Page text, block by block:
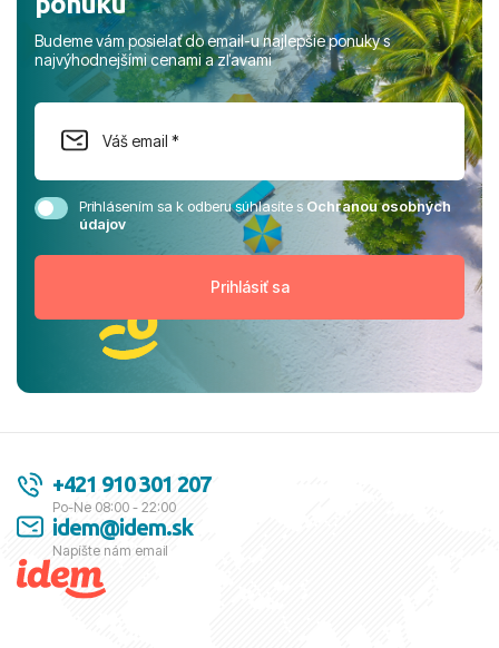
Budeme vám posielať do email-u najlepšie ponuky s
najvýhodnejšími cenami a zľavami
Prihlásením sa k odberu súhlasíte s Ochranou osobných
údajov
+421 910 301 207
Po-Ne 08:00 - 22:00
idem@idem.sk
Napíšte nám email